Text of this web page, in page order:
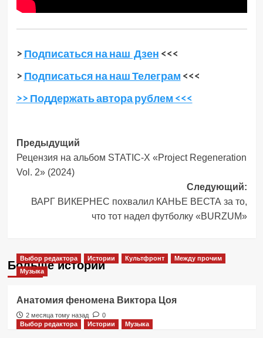
> Подписаться на наш Дзен <<<
> Подписаться на наш Телеграм <<<
>> Поддержать автора рублем <<<
Навигация
записи
Предыдущий
Рецензия на альбом STATIC-X «Project Regeneration
Vol. 2» (2024)
Следующий:
ВАРГ ВИКЕРНЕС похвалил КАНЬЕ ВЕСТА за то,
что тот надел футболку «BURZUM»
Больше историй
Выбор редактора Истории Культфронт
Между прочим
Музыка
Анатомия феномена Виктора Цоя
2 месяца тому назад
0
Выбор редактора
Истории Музыка